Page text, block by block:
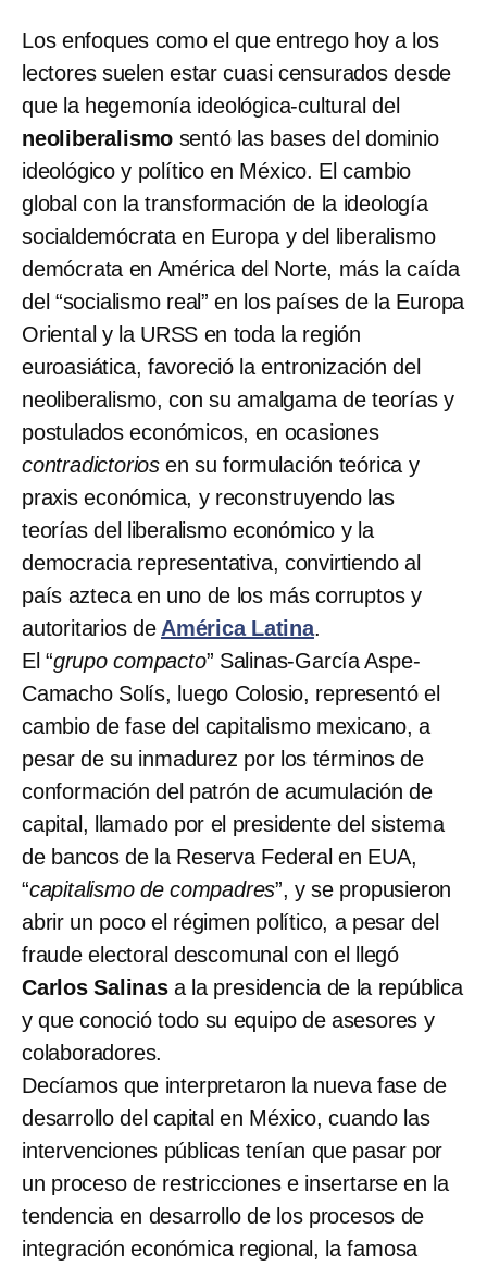
Los enfoques como el que entrego hoy a los
lectores suelen estar cuasi censurados desde
que la hegemonía ideológica-cultural del
neoliberalismo sentó las bases del dominio
ideológico y político en México. El cambio
global con la transformación de la ideología
socialdemócrata en Europa y del liberalismo
demócrata en América del Norte, más la caída
del “socialismo real” en los países de la Europa
Oriental y la URSS en toda la región
euroasiática, favoreció la entronización del
neoliberalismo, con su amalgama de teorías y
postulados económicos, en ocasiones
contradictoriosen su formulación teórica y
praxis económica, y reconstruyendo las
teorías del liberalismo económico y la
democracia representativa, convirtiendo al
país azteca en uno de los más corruptos y
autoritarios de América Latina.
El “grupo compacto” Salinas-García Aspe-
Camacho Solís, luego Colosio, representó el
cambio de fase del capitalismo mexicano, a
pesar de su inmadurez por los términos de
conformación del patrón de acumulación de
capital, llamado por el presidente del sistema
de bancos de la Reserva Federal en EUA,
“capitalismo de compadres”, y se propusieron
abrir un poco el régimen político, a pesar del
fraude electoral descomunal con el llegó
Carlos Salinasa la presidencia de la república
y que conoció todo su equipo de asesores y
colaboradores.
Decíamos que interpretaron la nueva fase de
desarrollo del capital en México, cuando las
intervenciones públicas tenían que pasar por
un proceso de restricciones e insertarse en la
tendencia en desarrollo de los procesos de
integración económica regional, la famosa